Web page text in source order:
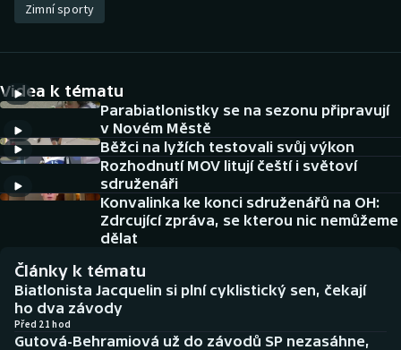
Atletika
DALŠÍ SPORTY
Americký fotbal
Baseball a softbal
Biatlon
Boby a skeleton
NEPŘEHLÉDNĚTE
Soutěže
Historické návraty
Aplikace ČT sport
AZ kvíz
Zimní sporty
Videa k tématu
Parabiatlonistky se na sezonu připravují
v Novém Městě
Běžci na lyžích testovali svůj výkon
Rozhodnutí MOV litují čeští i světoví
sdruženáři
Konvalinka ke konci sdruženářů na OH:
Zdrcující zpráva, se kterou nic nemůžeme
dělat
Články k tématu
Biatlonista Jacquelin si plní cyklistický sen, čekají
ho dva závody
Před 21 hod
Gutová-Behramiová už do závodů SP nezasáhne,